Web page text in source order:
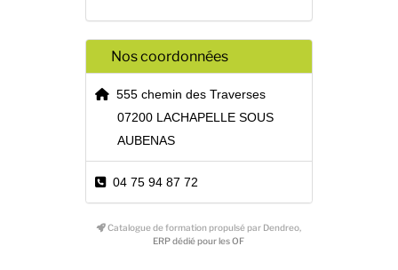
Nos coordonnées
555 chemin des Traverses
07200 LACHAPELLE SOUS
AUBENAS
04 75 94 87 72
Catalogue de formation propulsé par Dendreo,
ERP dédié pour les OF